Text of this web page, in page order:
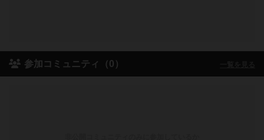
参加コミュニティ（0）